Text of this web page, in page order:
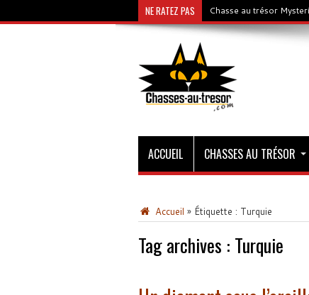
NE RATEZ PAS Chasse au trésor
ACCUEIL CHASSES AU TRÉSOR
Accueil » Étiquette : Turquie
Tag archives : Turquie